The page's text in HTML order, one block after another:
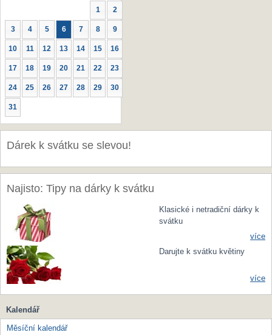
1 2
3 4 5 6 7 8 9
10 11 12 13 14 15 16
17 18 19 20 21 22 23
24 25 26 27 28 29 30
31
Dárek k svátku se slevou!
Najisto: Tipy na dárky k svátku
Klasické i netradiční dárky k
svátku
více
Darujte k svátku květiny
více
Kalendář
Měsíční kalendář